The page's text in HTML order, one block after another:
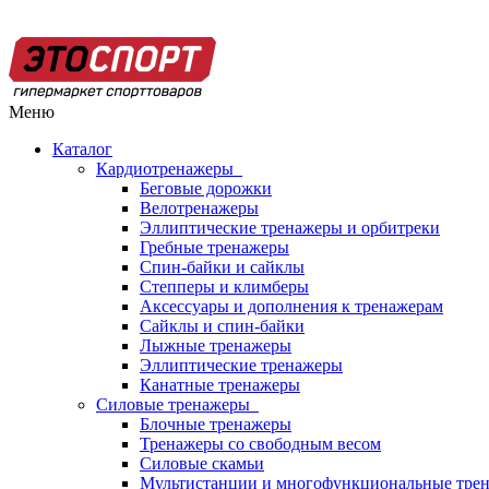
Меню
Каталог
Кардиотренажеры
Беговые дорожки
Велотренажеры
Эллиптические тренажеры и орбитреки
Гребные тренажеры
Спин-байки и сайклы
Степперы и климберы
Аксессуары и дополнения к тренажерам
Сайклы и спин-байки
Лыжные тренажеры
Эллиптические тренажеры
Канатные тренажеры
Силовые тренажеры
Блочные тренажеры
Тренажеры со свободным весом
Силовые скамьи
Мультистанции и многофункциональные